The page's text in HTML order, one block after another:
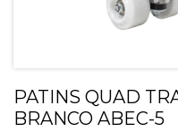
PATINS QUAD
BRANCO ABEC-5